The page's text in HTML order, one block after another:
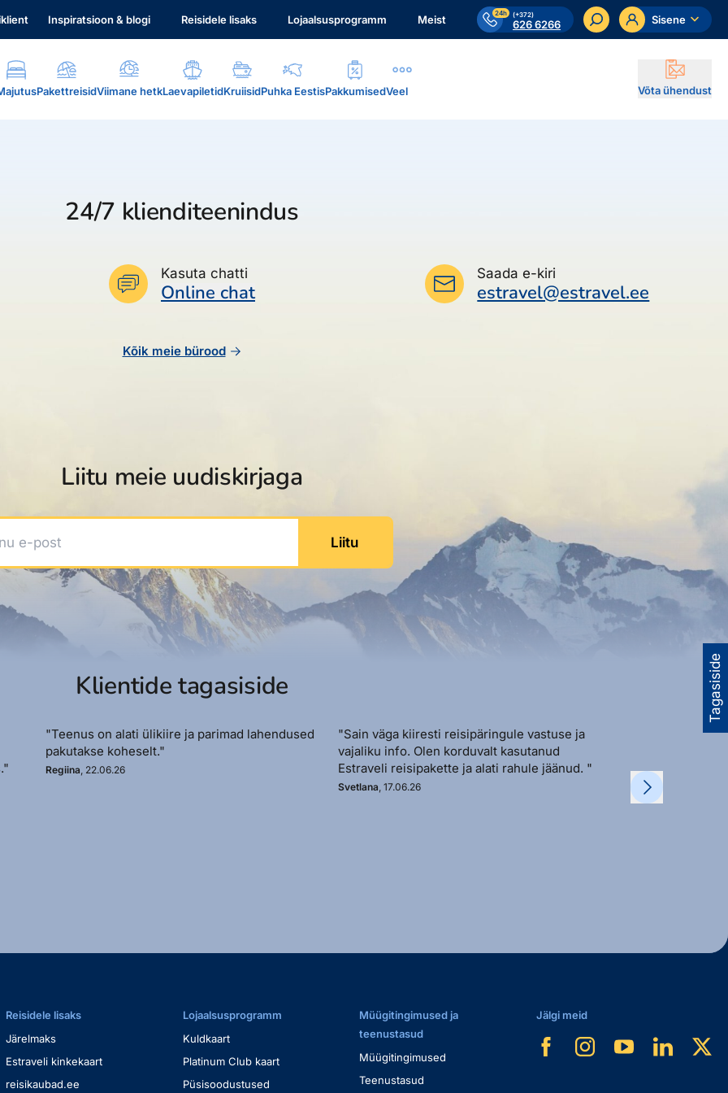
Inspiratsioon & blogi Reisidele lisaks Lojaalsusprogramm Meist 24h (+372)
626 6266 Sisene
PakettreisidViimane hetkLaevapiletidKruiisidPuhka EestisPakkumisedVeel Võta ühendust
Tagasiside
24/7 klienditeenindus
Kasuta chatti
Online chat
Saada e-kiri
estravel@estravel.ee
Kõik meie bürood
Liitu meie uudiskirjaga
e-post
Liitu
Klientide tagasiside
"Teenus on alati ülikiire ja parimad lahendused
pakutakse koheselt."
Regiina, 22.06.26
"Sain väga kiiresti reisipäringule vastuse ja
vajaliku info. Olen korduvalt kasutanud
Estraveli reisipakette ja alati rahule jäänud. "
Svetlana, 17.06.26
"Sõbralik ja
soovi korral. "
Kadi, 11.06.26
Reisidele lisaks
Järelmaks
Estraveli kinkekaart
reisikaubad.ee
Lojaalsusprogramm
Kuldkaart
Platinum Club kaart
Püsisoodustused
Müügitingimused ja
teenustasud
Müügitingimused
Teenustasud
Jälgi meid